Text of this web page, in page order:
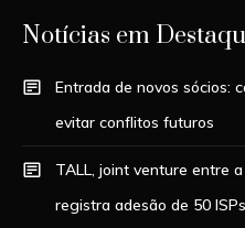
Notícias em
Entrada de novos sócios:
evitar conflitos futuros
TALL, joint venture entre
registra adesão de 50